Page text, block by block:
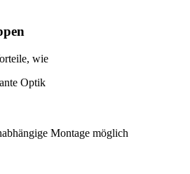
wie
Optik
Montage möglich